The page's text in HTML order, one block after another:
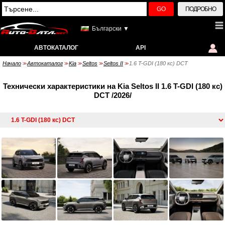
GO ПОДРОБНО
Български ▼
АВТОКАТАЛОГ API
Начало >> Автокаталог >> Kia >> Seltos >> Seltos II >> 1.6 T-GDI (180 кс) DCT
Технически характеристики на Kia Seltos II 1.6 T-GDI (180 кс)
DCT /2026/